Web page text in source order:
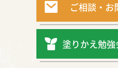
ご相談・お
塗りかえ勉